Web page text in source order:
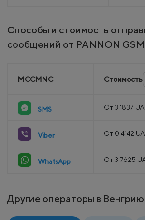
Способы и стоимость
сообщений от PANNON GSM
MCCMNC Стоимость
SMS От 3.1837
Viber От 0.4142
WhatsApp От 3.7625
Другие операторы в Венгрию